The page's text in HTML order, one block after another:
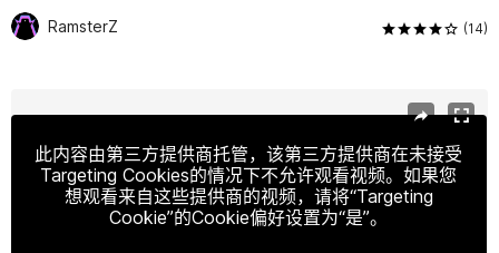
RamsterZ (14)
此内容由第三方提供商托管，该第三方提供商在未接受
Targeting Cookies的情况下不允许观看视频。如果您
想观看来自这些提供商的视频，请将“Targeting
Cookie”的Cookie偏好设置为“是”。